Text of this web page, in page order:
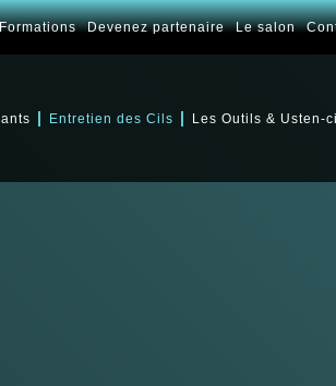
Devenez partenaire Le salon
Entretien des Cils Les Outils & Usten-